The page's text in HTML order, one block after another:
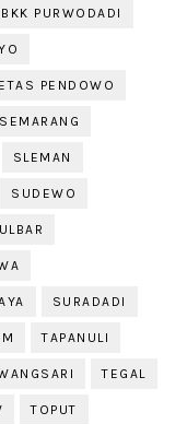
PURWODADI
PENDOWO
SEMARANG
SLEMAN
SUDEWO
SURADADI
TAPANULI
TEGAL
TOPUT